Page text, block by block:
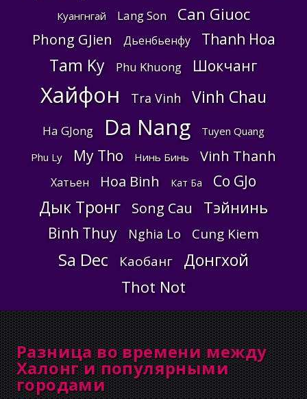
Куангнгай Lang Son Can Giuoc
Phong GJien Дьенбьенфу Thanh Hoa
Tam Ky Phu Khuong Шокчанг
Хайфон Tra Vinh Vinh Chau
Ha GJong Da Nang
Tuyen Quang
Phu Ly
My Tho Нинь Бинь Vinh Thanh
Хатьен Hoa Binh Кат Ба Co GJo
Дык Тронг Song Cau Тэйнинь
Binh Thuy Nghia Lo Cung Kiem
Sa Dec Каобанг Донгхой
Thot Not
Разница во времени между
Халонг и популярными
городами